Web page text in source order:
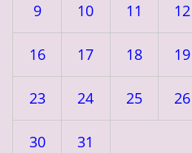
9 10 11 12
16 17 18 19
23 24 25 26
30 31